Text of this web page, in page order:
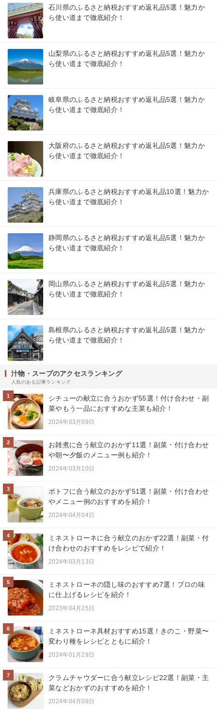
石川県のふるさと納税おすすめ返礼品5選！魅力か
ら使い道まで徹底紹介！
山梨県のふるさと納税おすすめ返礼品5選！魅力か
ら使い道まで徹底紹介！
岐阜県のふるさと納税おすすめ返礼品5選！魅力か
ら使い道まで徹底紹介！
大阪府のふるさと納税おすすめ返礼品5選！魅力か
ら使い道まで徹底紹介！
兵庫県のふるさと納税おすすめ返礼品10選！魅力か
ら使い道まで徹底紹介！
静岡県のふるさと納税おすすめ返礼品5選！魅力か
ら使い道まで徹底紹介！
岡山県のふるさと納税おすすめ返礼品5選！魅力か
ら使い道まで徹底紹介！
島根県のふるさと納税おすすめ返礼品5選！魅力か
ら使い道まで徹底紹介！
汁物・スープのアクセスランキング
人気のある記事ランキング
1
シチューの献立に合うおかず55選！付け合わせ・副
菜やもう一品におすすめな主菜も紹介！
2024年03月09日
2
お雑煮に合う献立のおかず11選！副菜・付け合わせ
や朝〜夕飯のメニュー例も紹介！
2024年03月10日
3
ポトフに合う献立のおかず51選！副菜・付け合わせ
やメニュー例のおすすめを紹介！
2024年04月04日
4
ミネストローネに合う献立のおかず22選！副菜・付
け合わせのおすすめをレシピで紹介！
2024年03月13日
5
ミネストローネの隠し味のおすすめ7選！プロの味
に仕上げるレシピを紹介！
2023年04月25日
6
ミネストローネ具材おすすめ15選！きのこ・野菜〜
変わり種をレシピとともに紹介！
2024年01月29日
7
クラムチャウダーに合う献立レシピ22選！副菜・主
菜などおかずのおすすめを紹介！
2024年04月09日